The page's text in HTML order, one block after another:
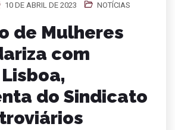
10 DE ABRIL DE 2023 NOTÍCIAS
de Mulheres
com
do Sindicato